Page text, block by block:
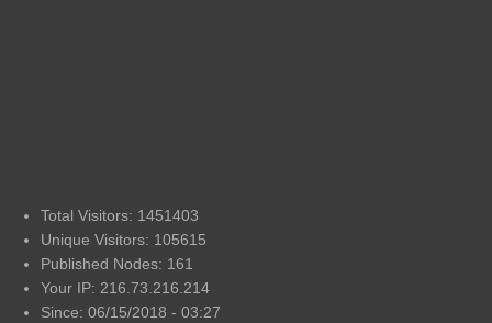
Total Visitors: 1451403
Unique Visitors: 105615
Published Nodes: 161
Your IP: 216.73.216.214
Since: 06/15/2018 - 03:27